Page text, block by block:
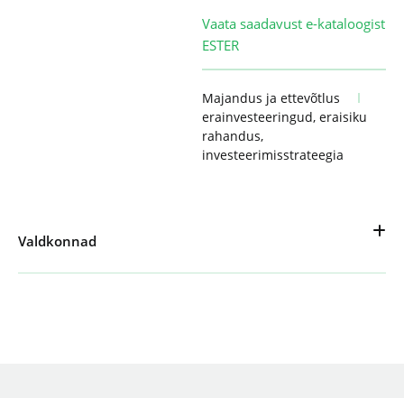
Vaata saadavust e-kataloogist
ESTER
Majandus ja ettevõtlus
erainvesteeringud, eraisiku
rahandus,
investeerimisstrateegia
Valdkonnad